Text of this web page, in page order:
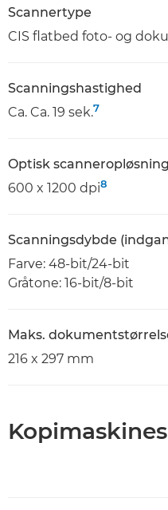
Scannertype
CIS flatbed foto- og
Scanningshastighed
Ca. Ca. 19 sek.7
Optisk scanneropløsning
600 x 1200 dpi8
Scanningsdybde
Farve: 48-bit/24-bit
Gråtone: 16-bit/8-bit
Maks.
216 x 297 mm